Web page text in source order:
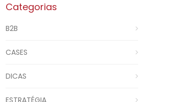
Categorias
B2B
CASES
DICAS
ESTRATÉGIA